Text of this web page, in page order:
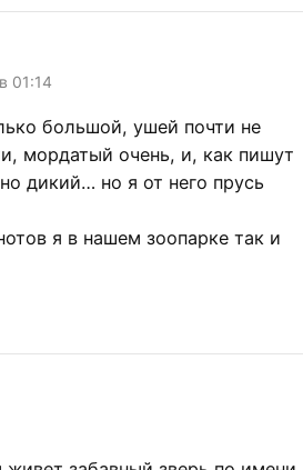
01:14
большой, ушей почти не
мордатый очень, и, как пишут
дикий… но я от него прусь
я в нашем зоопарке так и